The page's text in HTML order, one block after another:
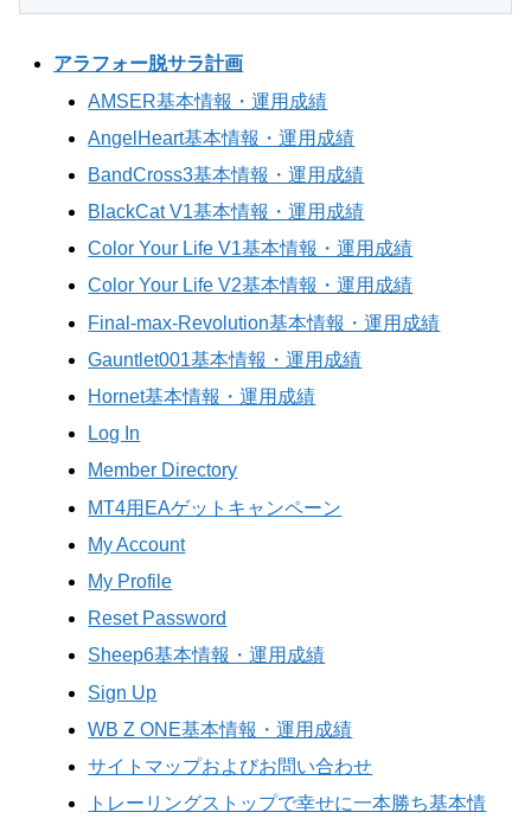
アラフォー脱サラ計画
AMSER基本情報・運用成績
AngelHeart基本情報・運用成績
BandCross3基本情報・運用成績
BlackCat V1基本情報・運用成績
Color Your Life V1基本情報・運用成績
Color Your Life V2基本情報・運用成績
Final-max-Revolution基本情報・運用成績
Gauntlet001基本情報・運用成績
Hornet基本情報・運用成績
Log In
Member Directory
MT4用EAゲットキャンペーン
My Account
My Profile
Reset Password
Sheep6基本情報・運用成績
Sign Up
WB Z ONE基本情報・運用成績
サイトマップおよびお問い合わせ
トレーリングストップで幸せに一本勝ち基本情